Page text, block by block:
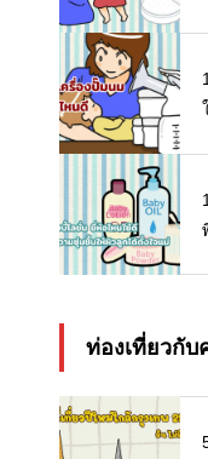
ท่องเที่ยวกับ